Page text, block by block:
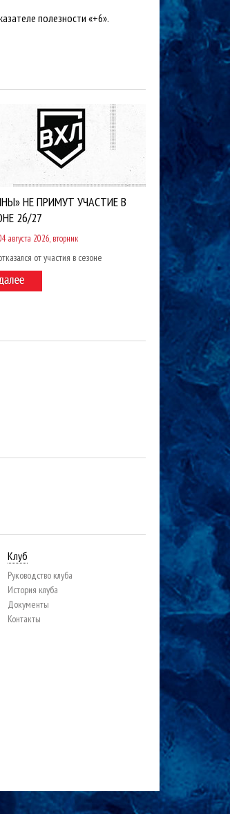
полезности «+6».
НЕ ПРИМУТ УЧАСТИЕ В
26/27
августа 2026, вторник
от участия в сезоне
Клуб
Руководство клуба
История клуба
Документы
Контакты